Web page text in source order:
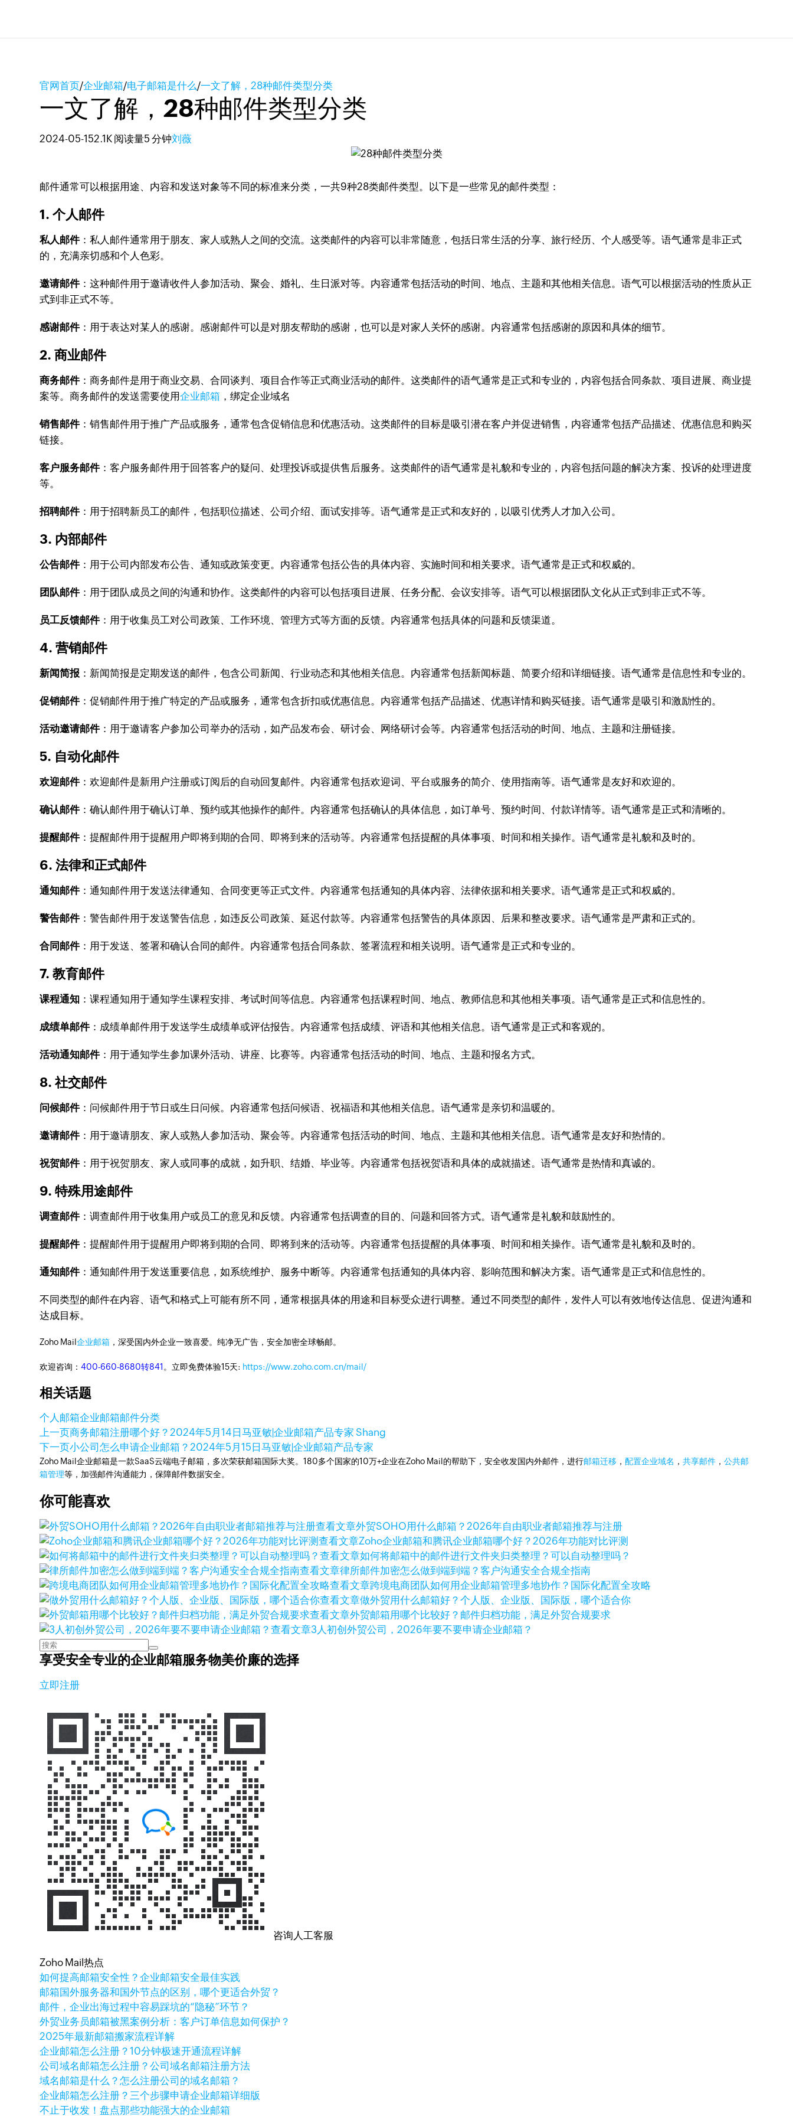
官网首页/企业邮箱/电子邮箱是什么/一文了解，28种邮件类型分类
一文了解，28种邮件类型分类
2024-05-152.1K 阅读量5 分钟刘薇
邮件通常可以根据用途、内容和发送对象等不同的标准来分类，一共9种28类邮件类型。以下是一些常见的邮件类型：
1. 个人邮件
私人邮件：私人邮件通常用于朋友、家人或熟人之间的交流。这类邮件的内容可以非常随意，包括日常生活的分享、旅行经历、个人感受等。语气通常是非正式
的，充满亲切感和个人色彩。
邀请邮件：这种邮件用于邀请收件人参加活动、聚会、婚礼、生日派对等。内容通常包括活动的时间、地点、主题和其他相关信息。语气可以根据活动的性质从正
式到非正式不等。
感谢邮件：用于表达对某人的感谢。感谢邮件可以是对朋友帮助的感谢，也可以是对家人关怀的感谢。内容通常包括感谢的原因和具体的细节。
2. 商业邮件
商务邮件：商务邮件是用于商业交易、合同谈判、项目合作等正式商业活动的邮件。这类邮件的语气通常是正式和专业的，内容包括合同条款、项目进展、商业提
案等。商务邮件的发送需要使用企业邮箱 ，绑定企业域名
销售邮件：销售邮件用于推广产品或服务，通常包含促销信息和优惠活动。这类邮件的目标是吸引潜在客户并促进销售，内容通常包括产品描述、优惠信息和购买
链接。
客户服务邮件：客户服务邮件用于回答客户的疑问、处理投诉或提供售后服务。这类邮件的语气通常是礼貌和专业的，内容包括问题的解决方案、投诉的处理进度
等。
招聘邮件：用于招聘新员工的邮件，包括职位描述、公司介绍、面试安排等。语气通常是正式和友好的，以吸引优秀人才加入公司。
3. 内部邮件
公告邮件：用于公司内部发布公告、通知或政策变更。内容通常包括公告的具体内容、实施时间和相关要求。语气通常是正式和权威的。
团队邮件：用于团队成员之间的沟通和协作。这类邮件的内容可以包括项目进展、任务分配、会议安排等。语气可以根据团队文化从正式到非正式不等。
员工反馈邮件：用于收集员工对公司政策、工作环境、管理方式等方面的反馈。内容通常包括具体的问题和反馈渠道。
4. 营销邮件
新闻简报 ：新闻简报是定期发送的邮件，包含公司新闻、行业动态和其他相关信息。内容通常包括新闻标题、简要介绍和详细链接。语气通常是信息性和专业的。
促销邮件：促销邮件用于推广特定的产品或服务，通常包含折扣或优惠信息。内容通常包括产品描述、优惠详情和购买链接。语气通常是吸引和激励性的。
活动邀请邮件：用于邀请客户参加公司举办的活动，如产品发布会、研讨会、网络研讨会等。内容通常包括活动的时间、地点、主题和注册链接。
5. 自动化邮件
欢迎邮件：欢迎邮件是新用户注册或订阅后的自动回复邮件。内容通常包括欢迎词、平台或服务的简介、使用指南等。语气通常是友好和欢迎的。
确认邮件：确认邮件用于确认订单、预约或其他操作的邮件。内容通常包括确认的具体信息，如订单号、预约时间、付款详情等。语气通常是正式和清晰的。
提醒邮件：提醒邮件用于提醒用户即将到期的合同、即将到来的活动等。内容通常包括提醒的具体事项、时间和相关操作。语气通常是礼貌和及时的。
6. 法律和正式邮件
通知邮件：通知邮件用于发送法律通知、合同变更等正式文件。内容通常包括通知的具体内容、法律依据和相关要求。语气通常是正式和权威的。
警告邮件：警告邮件用于发送警告信息，如违反公司政策、延迟付款等。内容通常包括警告的具体原因、后果和整改要求。语气通常是严肃和正式的。
合同邮件：用于发送、签署和确认合同的邮件。内容通常包括合同条款、签署流程和相关说明。语气通常是正式和专业的。
7. 教育邮件
课程通知 ：课程通知用于通知学生课程安排、考试时间等信息。内容通常包括课程时间、地点、教师信息和其他相关事项。语气通常是正式和信息性的。
成绩单邮件：成绩单邮件用于发送学生成绩单或评估报告。内容通常包括成绩、评语和其他相关信息。语气通常是正式和客观的。
活动通知邮件：用于通知学生参加课外活动、讲座、比赛等。内容通常包括活动的时间、地点、主题和报名方式。
8. 社交邮件
问候邮件：问候邮件用于节日或生日问候。内容通常包括问候语、祝福语和其他相关信息。语气通常是亲切和温暖的。
邀请邮件：用于邀请朋友、家人或熟人参加活动、聚会等。内容通常包括活动的时间、地点、主题和其他相关信息。语气通常是友好和热情的。
祝贺邮件：用于祝贺朋友、家人或同事的成就，如升职、结婚、毕业等。内容通常包括祝贺语和具体的成就描述。语气通常是热情和真诚的。
9. 特殊用途邮件
调查邮件：调查邮件用于收集用户或员工的意见和反馈。内容通常包括调查的目的、问题和回答方式。语气通常是礼貌和鼓励性的。
提醒邮件：提醒邮件用于提醒用户即将到期的合同、即将到来的活动等。内容通常包括提醒的具体事项、时间和相关操作。语气通常是礼貌和及时的。
通知邮件：通知邮件用于发送重要信息，如系统维护、服务中断等。内容通常包括通知的具体内容、影响范围和解决方案。语气通常是正式和信息性的。
不同类型的邮件在内容、语气和格式上可能有所不同，通常根据具体的用途和目标受众进行调整。通过不同类型的邮件，发件人可以有效地传达信息、促进沟通和
达成目标。
Zoho Mail企业邮箱 ，深受国内外企业一致喜爱。纯净无广告，安全加密全球畅邮。
欢迎咨询：400-660-8680转841 。立即免费体验15天: https://www.zoho.com.cn/mail/
相关话题
个人邮箱企业邮箱邮件分类
上一页商务邮箱注册哪个好？2024年5月14日马亚敏|企业邮箱产品专家 Shang
下一页小公司怎么申请企业邮箱？2024年5月15日马亚敏|企业邮箱产品专家
Zoho Mail企业邮箱是一款SaaS云端电子邮箱，多次荣获邮箱国际大奖。180多个国家的10万+企业在Zoho Mail的帮助下，安全收发国内外邮件，进行邮箱迁移 ，配置企业域名 ，共享邮件 ，公共邮
箱管理等，加强邮件沟通能力，保障邮件数据安全。
你可能喜欢
查看文章外贸SOHO用什么邮箱？2026年自由职业者邮箱推荐与注册
查看文章Zoho企业邮箱和腾讯企业邮箱哪个好？2026年功能对比评测
查看文章如何将邮箱中的邮件进行文件夹归类整理？可以自动整理吗？
查看文章律所邮件加密怎么做到端到端？客户沟通安全合规全指南
查看文章跨境电商团队如何用企业邮箱管理多地协作？国际化配置全攻略
查看文章做外贸用什么邮箱好？个人版、企业版、国际版，哪个适合你
查看文章外贸邮箱用哪个比较好？邮件归档功能，满足外贸合规要求
查看文章3人初创外贸公司，2026年要不要申请企业邮箱？
享受安全专业的企业邮箱服务物美价廉的选择
立即注册
咨询人工客服
Zoho Mail热点
如何提高邮箱安全性？企业邮箱安全最佳实践
邮箱国外服务器和国外节点的区别，哪个更适合外贸？
邮件，企业出海过程中容易踩坑的“隐秘”环节？
外贸业务员邮箱被黑案例分析：客户订单信息如何保护？
2025年最新邮箱搬家流程详解
企业邮箱怎么注册？10分钟极速开通流程详解
公司域名邮箱怎么注册？公司域名邮箱注册方法
域名邮箱是什么？怎么注册公司的域名邮箱？
企业邮箱怎么注册？三个步骤申请企业邮箱详细版
不止于收发！盘点那些功能强大的企业邮箱